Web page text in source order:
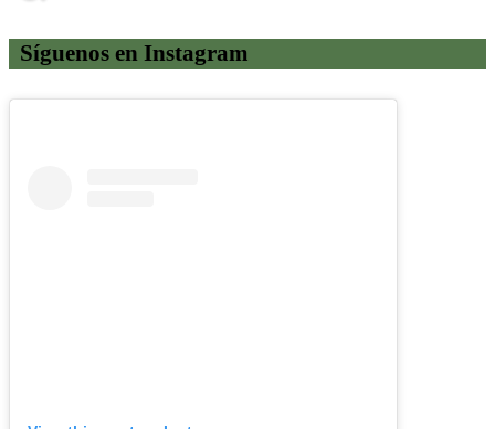
Síguenos en Instagram